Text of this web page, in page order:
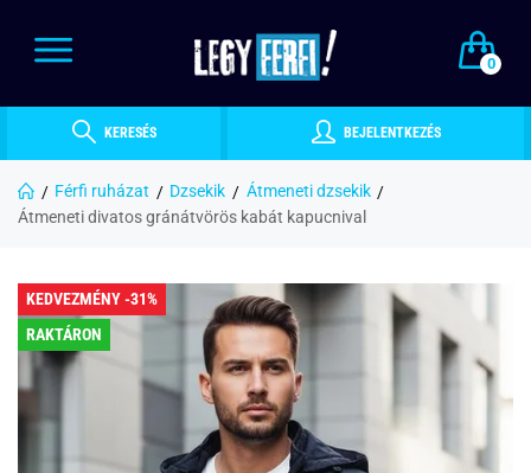
0
KERESÉS BEJELENTKEZÉS
Férfi ruházat Dzsekik
Átmeneti dzsekik
Átmeneti divatos gránátvörös kabát kapucnival
KEDVEZMÉNY -31%
RAKTÁRON